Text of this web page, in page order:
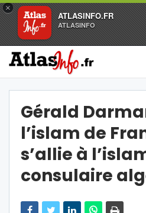
×
ATLASINFO.FR
ATLASINFO
Gérald
l’islam de
s’allie à
consulaire